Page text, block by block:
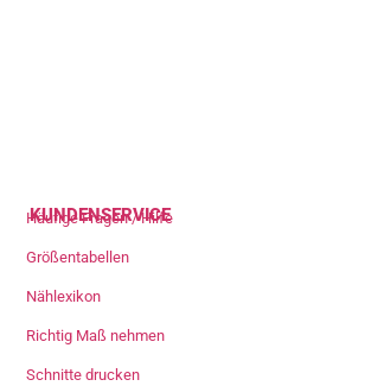
KUNDENSERVICE
Häufige Fragen / Hilfe
Größentabellen
Nählexikon
Richtig Maß nehmen
Schnitte drucken